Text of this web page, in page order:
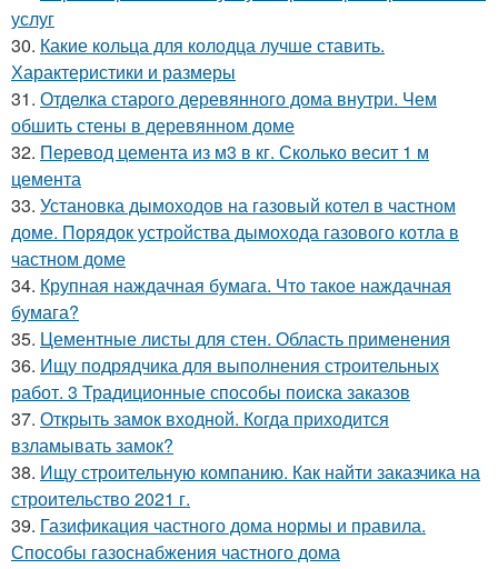
услуг
30. Какие кольца для колодца лучше ставить.
Характеристики и размеры
31. Отделка старого деревянного дома внутри. Чем
обшить стены в деревянном доме
32. Перевод цемента из м3 в кг. Сколько весит 1 м
цемента
33. Установка дымоходов на газовый котел в частном
доме. Порядок устройства дымохода газового котла в
частном доме
34. Крупная наждачная бумага. Что такое наждачная
бумага?
35. Цементные листы для стен. Область применения
36. Ищу подрядчика для выполнения строительных
работ. 3 Традиционные способы поиска заказов
37. Открыть замок входной. Когда приходится
взламывать замок?
38. Ищу строительную компанию. Как найти заказчика на
строительство 2021 г.
39. Газификация частного дома нормы и правила.
Способы газоснабжения частного дома